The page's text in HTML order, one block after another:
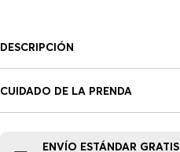
DESCRIPCIÓN
CUIDADO DE LA PRENDA
ENVÍO ESTÁNDAR GRATIS